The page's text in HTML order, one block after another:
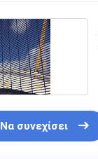
Να συνεχίσει